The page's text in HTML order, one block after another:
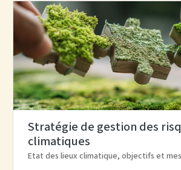
Stratégie de gestion des
climatiques
Etat des lieux climatique, objectifs et